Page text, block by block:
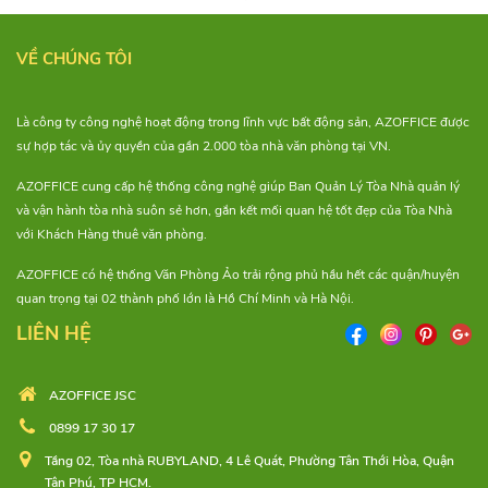
VỀ CHÚNG TÔI
Là công ty công nghệ hoạt động trong lĩnh vực bất động sản, AZOFFICE được
sự hợp tác và ủy quyền của gần 2.000 tòa nhà văn phòng tại VN.
AZOFFICE cung cấp hệ thống công nghệ giúp Ban Quản Lý Tòa Nhà quản lý
và vận hành tòa nhà suôn sẻ hơn, gắn kết mối quan hệ tốt đẹp của Tòa Nhà
với Khách Hàng thuê văn phòng.
AZOFFICE có hệ thống Văn Phòng Ảo trải rộng phủ hầu hết các quận/huyện
quan trọng tại 02 thành phố lớn là Hồ Chí Minh và Hà Nội.
LIÊN HỆ
AZOFFICE JSC
0899 17 30 17
Tầng 02, Tòa nhà RUBYLAND, 4 Lê Quát, Phường Tân Thới Hòa, Quận
Tân Phú, TP HCM.